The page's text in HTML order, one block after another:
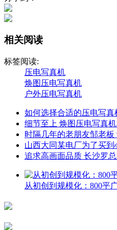
相关阅读
标签阅读:
压电写真机
焕图压电写真机
户外压电写真机
如何选择合适的压电写
细节至上 焕图压电写真
时隔几年的老朋友邹老
山西大同某电厂为了买
追求高画面品质 长沙罗
从初创到规模化：800平